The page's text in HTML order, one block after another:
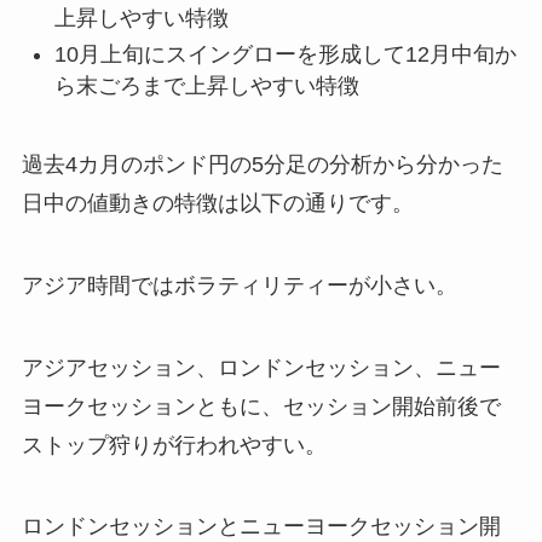
上昇しやすい特徴
10月上旬にスイングローを形成して12月中旬か
ら末ごろまで上昇しやすい特徴
過去4カ月のポンド円の5分足の分析から分かった
日中の値動きの特徴は以下の通りです。
アジア時間ではボラティリティーが小さい。
アジアセッション、ロンドンセッション、ニュー
ヨークセッションともに、セッション開始前後で
ストップ狩りが行われやすい。
ロンドンセッションとニューヨークセッション開